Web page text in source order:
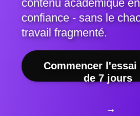
contenu académique
confiance - sans le
travail fragmenté.
Commencer
de 7 jours
→